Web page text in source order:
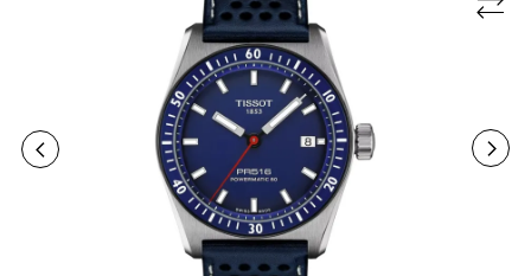
ΑΞΕΣΟΥΑΡ
SPECIAL OFFERS